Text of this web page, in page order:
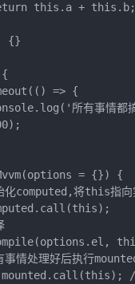
this.a + this.b;
{}
=> {
所有事情都
= {}) {
computed,将this指向
情处理好后执行